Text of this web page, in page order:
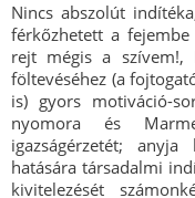
Nincs abszolút
férkőzhetett a
rejt mégis a szívem!,
föltevéséhez (a
is) gyors motiváció-
nyomora és
igazságérzetét;
hatására társadalmi
kivitelezését